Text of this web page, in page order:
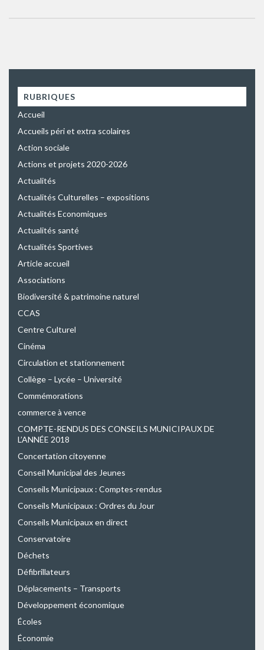
RUBRIQUES
Accueil
Accueils péri et extra scolaires
Action sociale
Actions et projets 2020-2026
Actualités
Actualités Culturelles – expositions
Actualités Economiques
Actualités santé
Actualités Sportives
Article accueil
Associations
Biodiversité & patrimoine naturel
CCAS
Centre Culturel
Cinéma
Circulation et stationnement
Collège – Lycée – Université
Commémorations
commerce à vence
COMPTE-RENDUS DES CONSEILS MUNICIPAUX DE
L’ANNÉE 2018
Concertation citoyenne
Conseil Municipal des Jeunes
Conseils Municipaux : Comptes-rendus
Conseils Municipaux : Ordres du Jour
Conseils Municipaux en direct
Conservatoire
Déchets
Défibrillateurs
Déplacements – Transports
Développement économique
Écoles
Économie